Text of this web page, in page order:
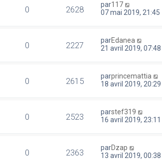
0 2628 par117
07 mai 2019, 21:45
0 2227 parEdanea
21 avril 2019, 07:48
0 2615 parprincemattia
18 avril 2019, 20:29
0 2523 parstef319
16 avril 2019, 23:11
0 2363 parDzap
13 avril 2019, 00:38